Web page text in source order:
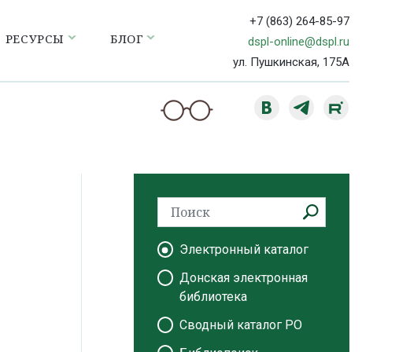
РЕСУРСЫ БЛОГ
+7 (863) 264-85-97
dspl-online@dspl.ru
ул. Пушкинская, 175А
Электронный каталог
Донская электронная
библиотека
Сводный каталог РО